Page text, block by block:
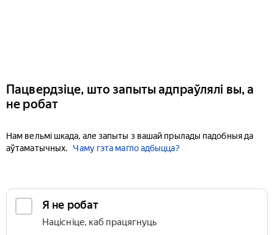
Пацвердзіце, што запыты адпраўлялі вы, а
не робат
Нам вельмі шкада, але запыты з вашай прылады падобныя да
аўтаматычных.
Чаму гэта магло адбыцца?
Я не робат
Націсніце, каб працягнуць